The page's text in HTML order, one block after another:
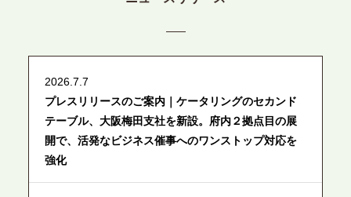
2026.7.7
プレスリリースのご案内｜ケータリングのセカンド
テーブル、大阪梅田支社を新設。府内２拠点目の展
開で、活発なビジネス催事へのワンストップ対応を
強化